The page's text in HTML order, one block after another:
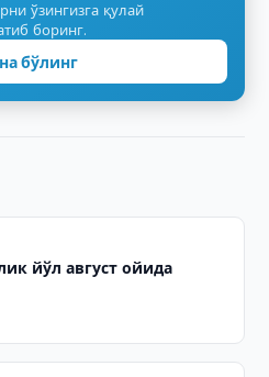
ўзингизга қулай
боринг.
бўлинг
йўл август ойида